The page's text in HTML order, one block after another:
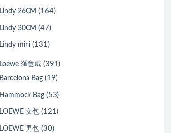
Lindy 26CM (164)
Lindy 30CM (47)
Lindy mini (131)
Loewe 羅意威 (391)
Barcelona Bag (19)
Hammock Bag (53)
LOEWE 女包 (121)
LOEWE 男包 (30)